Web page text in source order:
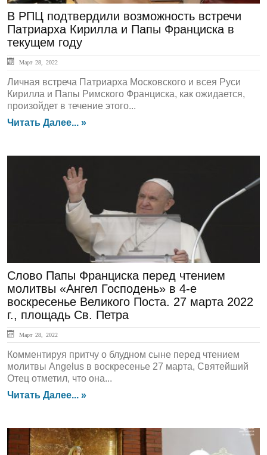
В РПЦ подтвердили возможность встречи
Патриарха Кирилла и Папы Франциска в
текущем году
Март 28, 2022
Личная встреча Патриарха Московского и всея Руси
Кирилла и Папы Римского Франциска, как ожидается,
произойдет в течение этого...
Читать Далее... »
ЛЕНТА НОВОСТЕЙ
Слово Папы Франциска перед чтением
молитвы «Ангел Господень» в 4-е
воскресенье Великого Поста. 27 марта 2022
г., площадь Св. Петра
Март 28, 2022
Комментируя притчу о блудном сыне перед чтением
молитвы Angelus в воскресенье 27 марта, Святейший
Отец отметил, что она...
Читать Далее... »
ГЛАВНАЯ